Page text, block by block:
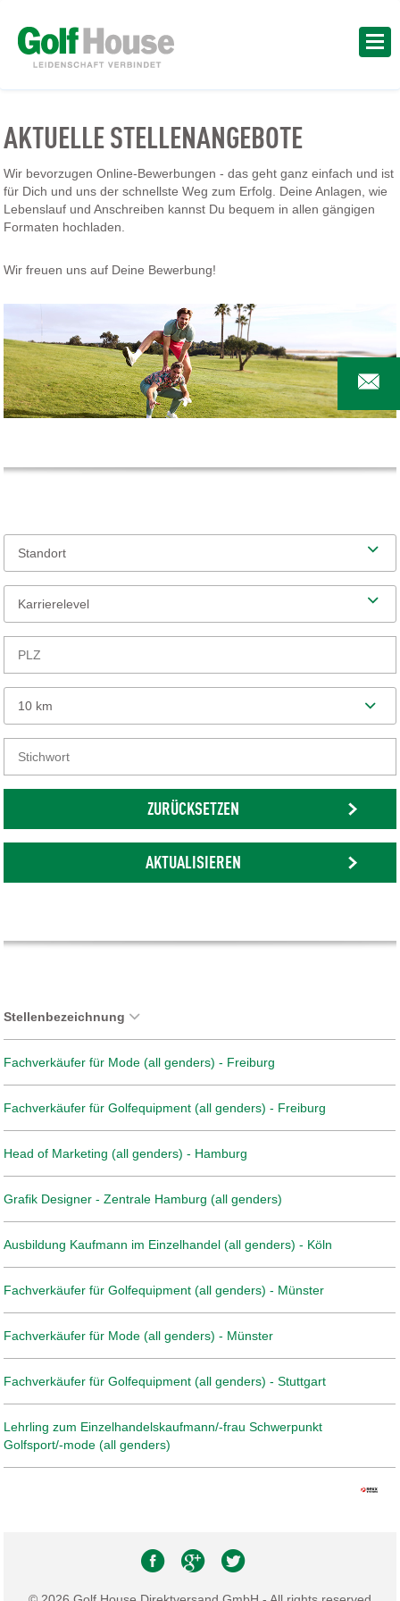
AKTUELLE STELLENANGEBOTE
Wir bevorzugen Online-Bewerbungen - das geht ganz einfach und ist
für Dich und uns der schnellste Weg zum Erfolg. Deine Anlagen, wie
Lebenslauf und Anschreiben kannst Du bequem in allen gängigen
Formaten hochladen.
Wir freuen uns auf Deine Bewerbung!
Standort
Karrierelevel
10 km
ZURÜCKSETZEN
AKTUALISIEREN
Stellenbezeichnung
Fachverkäufer für Mode (all genders) - Freiburg
Fachverkäufer für Golfequipment (all genders) - Freiburg
Head of Marketing (all genders) - Hamburg
Grafik Designer - Zentrale Hamburg (all genders)
Ausbildung Kaufmann im Einzelhandel (all genders) - Köln
Fachverkäufer für Golfequipment (all genders) - Münster
Fachverkäufer für Mode (all genders) - Münster
Fachverkäufer für Golfequipment (all genders) - Stuttgart
Lehrling zum Einzelhandelskaufmann/-frau Schwerpunkt
Golfsport/-mode (all genders)